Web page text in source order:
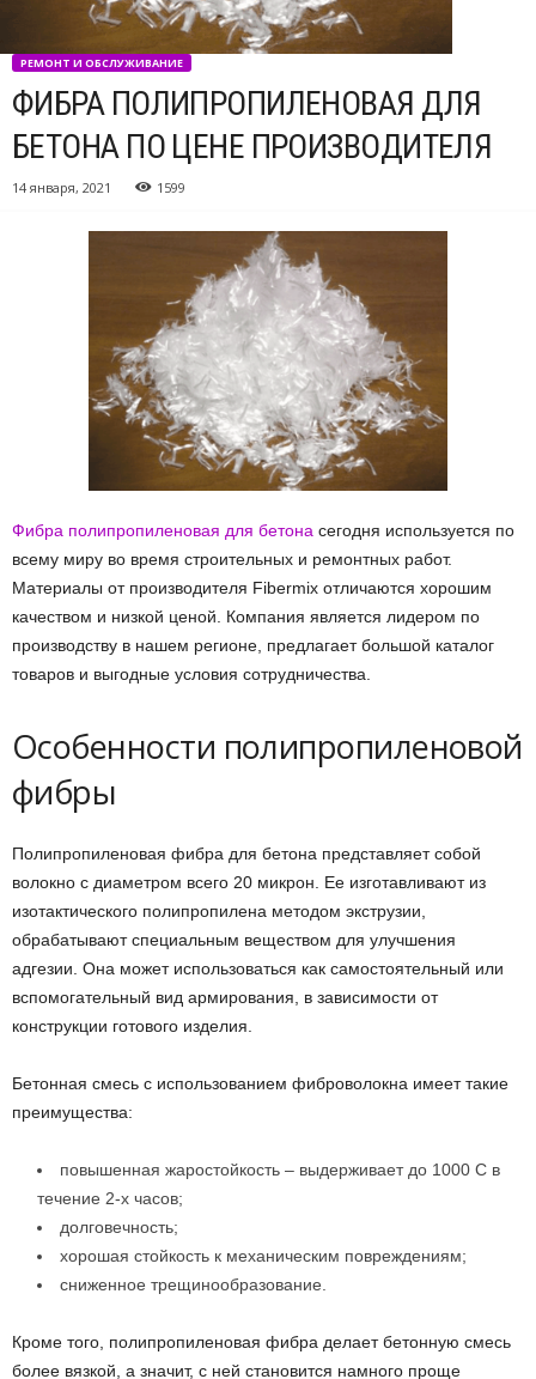
РЕМОНТ И ОБСЛУЖИВАНИЕ
ФИБРА ПОЛИПРОПИЛЕНОВАЯ ДЛЯ
БЕТОНА ПО ЦЕНЕ ПРОИЗВОДИТЕЛЯ
14 января, 2021 1599
Фибра полипропиленовая для бетона сегодня используется по
всему миру во время строительных и ремонтных работ.
Материалы от производителя Fibermix отличаются хорошим
качеством и низкой ценой. Компания является лидером по
производству в нашем регионе, предлагает большой каталог
товаров и выгодные условия сотрудничества.
Особенности полипропиленовой
фибры
Полипропиленовая фибра для бетона представляет собой
волокно с диаметром всего 20 микрон. Ее изготавливают из
изотактического полипропилена методом экструзии,
обрабатывают специальным веществом для улучшения
адгезии. Она может использоваться как самостоятельный или
вспомогательный вид армирования, в зависимости от
конструкции готового изделия.
Бетонная смесь с использованием фиброволокна имеет такие
преимущества:
повышенная жаростойкость – выдерживает до 1000 С в
течение 2-х часов;
долговечность;
хорошая стойкость к механическим повреждениям;
сниженное трещинообразование.
Кроме того, полипропиленовая фибра делает бетонную смесь
более вязкой, а значит, с ней становится намного проще